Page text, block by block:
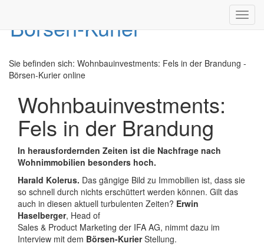
Sie befinden sich: Wohnbauinvestments: Fels in der Brandung -
Börsen-Kurier online
Wohnbauinvestments:
Fels in der Brandung
In herausfordernden Zeiten ist die Nachfrage nach
Wohnimmobilien besonders hoch.
Harald Kolerus. Das gängige Bild zu Immobilien ist, dass sie
so schnell durch nichts erschüttert werden können. Gilt das
auch in diesen aktuell turbulenten Zeiten? Erwin
Haselberger, Head of
Sales & Product Marketing der IFA AG, nimmt dazu im
Interview mit dem Börsen-KurierStellung.